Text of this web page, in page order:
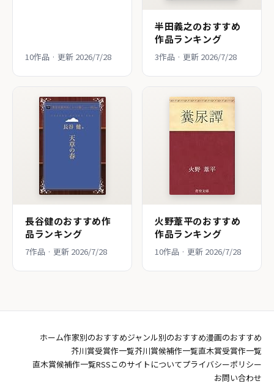
10作品 · 更新 2026/7/28
半田義之のおすすめ
作品ランキング
3作品 · 更新 2026/7/28
長谷健のおすすめ作
品ランキング
7作品 · 更新 2026/7/28
火野葦平のおすすめ
作品ランキング
10作品 · 更新 2026/7/28
ホーム作家別のおすすめジャンル別のおすすめ漫画のおすすめ
芥川賞受賞作一覧芥川賞候補作一覧直木賞受賞作一覧
直木賞候補作一覧RSSこのサイトについてプライバシーポリシー
お問い合わせ